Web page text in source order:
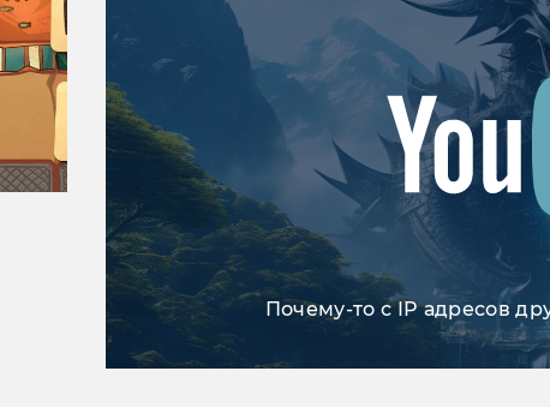
Почему-то с IP адресов